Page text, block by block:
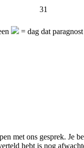
31
= dag dat
met ons gesprek. Je
hebt is nog